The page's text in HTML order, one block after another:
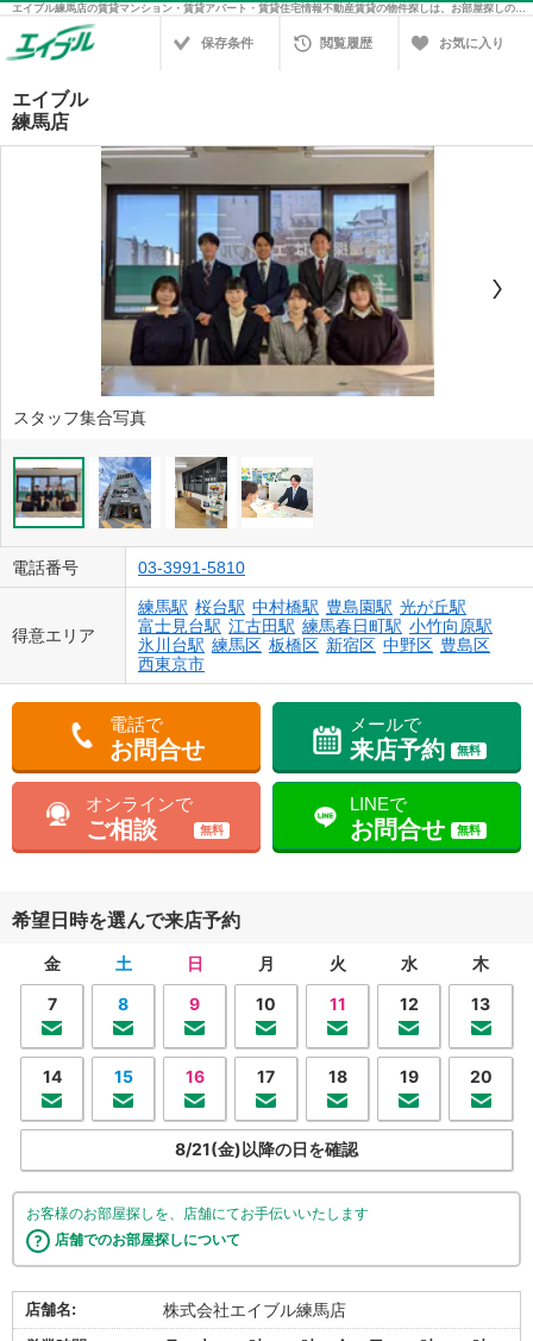
エイブル練馬店の賃貸マンション・賃貸アパート・賃貸住宅情報不動産賃貸の物件探しは、お部屋探しのエイブル
保存条件 閲覧履歴 お気に入り
エイブル
練馬店
スタッフ集合写真
電話番号 03-3991-5810
得意エリア
練馬駅 桜台駅 中村橋駅 豊島園駅 光が丘駅
富士見台駅 江古田駅 練馬春日町駅 小竹向原駅
氷川台駅 練馬区 板橋区 新宿区 中野区 豊島区
西東京市
電話で
お問合せ
メールで
来店予約 無料
オンラインで
ご相談 無料
LINEで
お問合せ 無料
希望日時を選んで来店予約
金 土 日 月 火 水
木
7
8 9 10 11 12 13
14 15 16 17 18 19 20
8/21(金)以降の日を確認
お客様のお部屋探しを、店舗にてお手伝いいたします
店舗でのお部屋探しについて
店舗名: 株式会社エイブル練馬店